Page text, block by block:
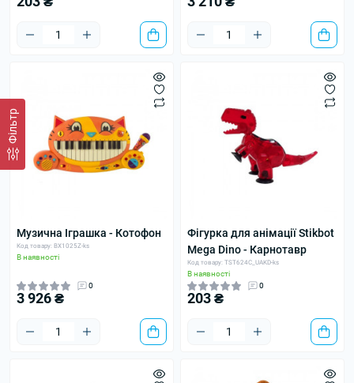
Фільтр
Музична Іграшка - Котофон
Код товару: BX1025Z-ks
В наявності
0
3 926 ₴
Фігурка для анімації Stikbot
Mega Dino - Карнотавр
Код товару: TST624C_UAKD-ks
В наявності
0
203 ₴